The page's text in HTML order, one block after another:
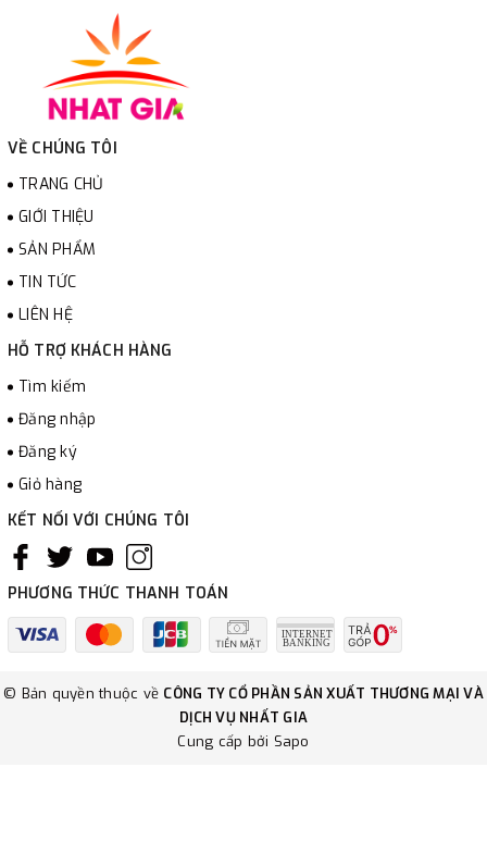
VỀ CHÚNG TÔI
TRANG CHỦ
GIỚI THIỆU
SẢN PHẨM
TIN TỨC
LIÊN HỆ
HỖ TRỢ KHÁCH HÀNG
Tìm kiếm
Đăng nhập
Đăng ký
Giỏ hàng
KẾT NỐI VỚI CHÚNG TÔI
PHƯƠNG THỨC THANH TOÁN
© Bản quyền thuộc về CÔNG TY CỔ PHẦN SẢN XUẤT THƯƠNG MẠI VÀ
DỊCH VỤ NHẤT GIA
Cung cấp bởi Sapo